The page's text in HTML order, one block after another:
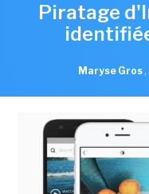
Piratage
Maryse Gros ,